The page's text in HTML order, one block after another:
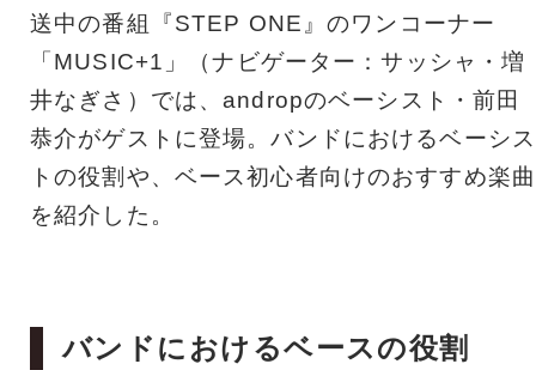
送中の番組『STEP ONE』のワンコーナー
「MUSIC+1」（ナビゲーター：サッシャ・増
井なぎさ）では、andropのベーシスト・前田
恭介がゲストに登場。バンドにおけるベーシス
トの役割や、ベース初心者向けのおすすめ楽曲
を紹介した。
バンドにおけるベースの役割